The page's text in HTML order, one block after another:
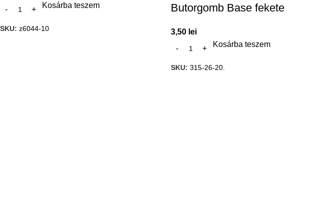
Kosárba teszem
SKU: z6044-10
Butorgomb Base fekete
3,50 lei
Kosárba teszem
SKU: 315-26-20.